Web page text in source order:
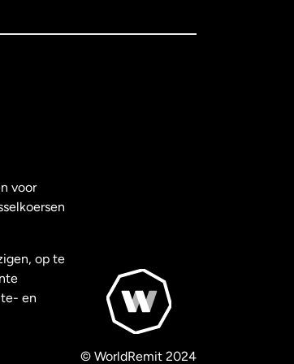
voor
op te
en
© WorldRemit 2024